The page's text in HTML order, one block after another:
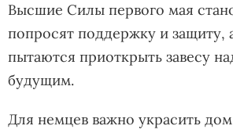
Высшие Силы первого мая
попросят поддержку и защиту,
пытаются приоткрыть завесу
будущим.
Для немцев важно украсить